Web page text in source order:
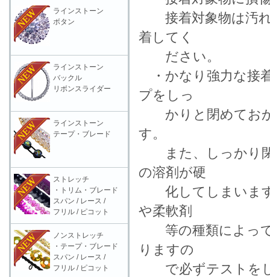
接着対象物は汚れ
着してく
ださい。
・かなり強力な接
プをしっ
かりと閉めておか
す。
また、しっかり閉
の溶剤が硬
化してしまいます
や柔軟剤
等の種類によって
りますの
で必ずテストをし
ラインストーン
ボタン
ラインストーン
バックル
リボンスライダー
ラインストーン
テープ・ブレード
ストレッチ
・トリム・ブレード
スパン / レース /
フリル / ピコット
ノンストレッチ
・テープ・ブレード
スパン / レース /
フリル / ピコット